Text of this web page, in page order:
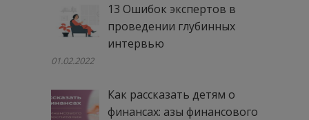
13 Ошибок экспертов в
проведении глубинных
интервью
01.02.2022
Как рассказать детям о
финансах: азы финансового